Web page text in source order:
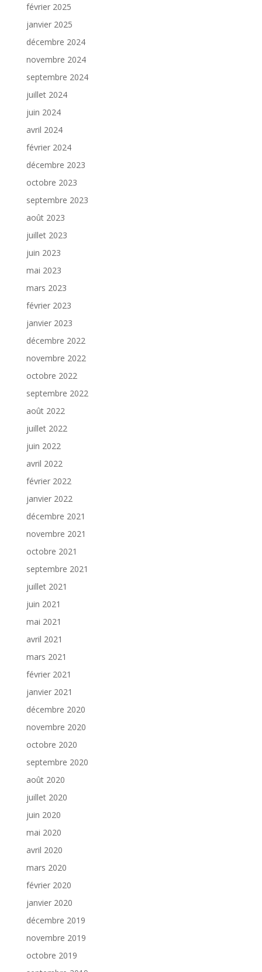
février 2025
janvier 2025
décembre 2024
novembre 2024
septembre 2024
juillet 2024
juin 2024
avril 2024
février 2024
décembre 2023
octobre 2023
septembre 2023
août 2023
juillet 2023
juin 2023
mai 2023
mars 2023
février 2023
janvier 2023
décembre 2022
novembre 2022
octobre 2022
septembre 2022
août 2022
juillet 2022
juin 2022
avril 2022
février 2022
janvier 2022
décembre 2021
novembre 2021
octobre 2021
septembre 2021
juillet 2021
juin 2021
mai 2021
avril 2021
mars 2021
février 2021
janvier 2021
décembre 2020
novembre 2020
octobre 2020
septembre 2020
août 2020
juillet 2020
juin 2020
mai 2020
avril 2020
mars 2020
février 2020
janvier 2020
décembre 2019
novembre 2019
octobre 2019